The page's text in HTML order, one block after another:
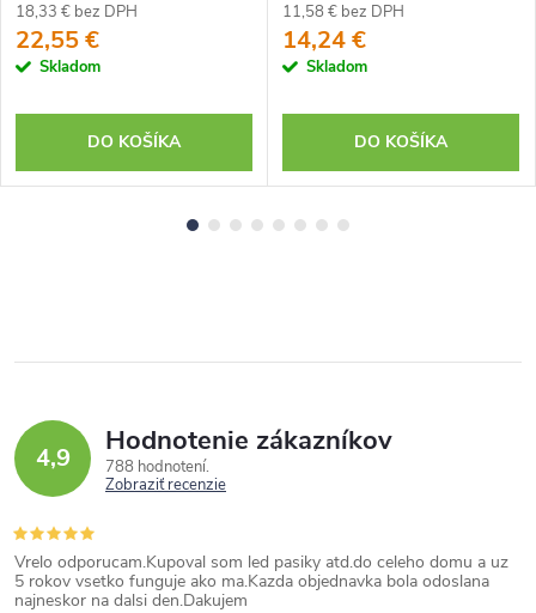
18,33 € bez DPH
22,55 €
Skladom
DO KOŠÍKA
11,58 € bez DPH
14,24 €
Skladom
DO KOŠÍKA
4,9 Hodnotenie zákazníkov
788 hodnotení
Zobraziť recenzie
Vrelo odporucam.Kupoval som led pasiky atd.do celeho domu a uz
5 rokov vsetko funguje ako ma.Kazda objednavka bola odoslana
najneskor na dalsi den.Dakujem